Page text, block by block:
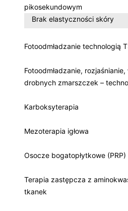
pikosekundowym
Brak elastyczności skóry
Fotoodmładzanie technologią
Fotoodmładzanie,
drobnych zmarszczek –
Karboksyterapia
Mezoterapia igłowa
Osocze bogatopłytkowe (PRP)
Terapia zastępcza z
tkanek